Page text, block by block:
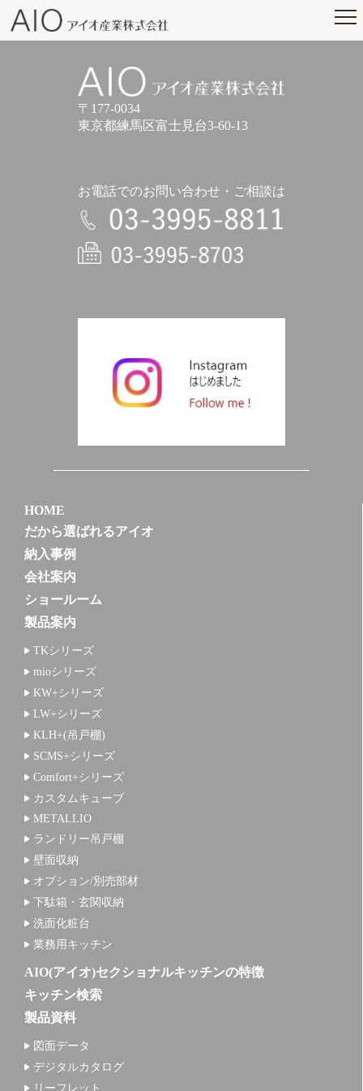
アイオ産業株式会社
アイオ産業株式会社
〒177-0034
東京都練馬区富士見台3-60-13
お電話でのお問い合わせ・ご相談は
電話
HOME
だから選ばれるアイオ
納入事例
会社案内
ショールーム
製品案内
TKシリーズ
mioシリーズ
KW+シリーズ
LW+シリーズ
KLH+(吊戸棚)
SCMS+シリーズ
Comfort+シリーズ
カスタムキューブ
METALLIO
ランドリー吊戸棚
壁面収納
オプション/別売部材
下駄箱・玄関収納
洗面化粧台
業務用キッチン
AIO(アイオ)セクショナルキッチンの特徴
キッチン検索
製品資料
図面データ
デジタルカタログ
リーフレット